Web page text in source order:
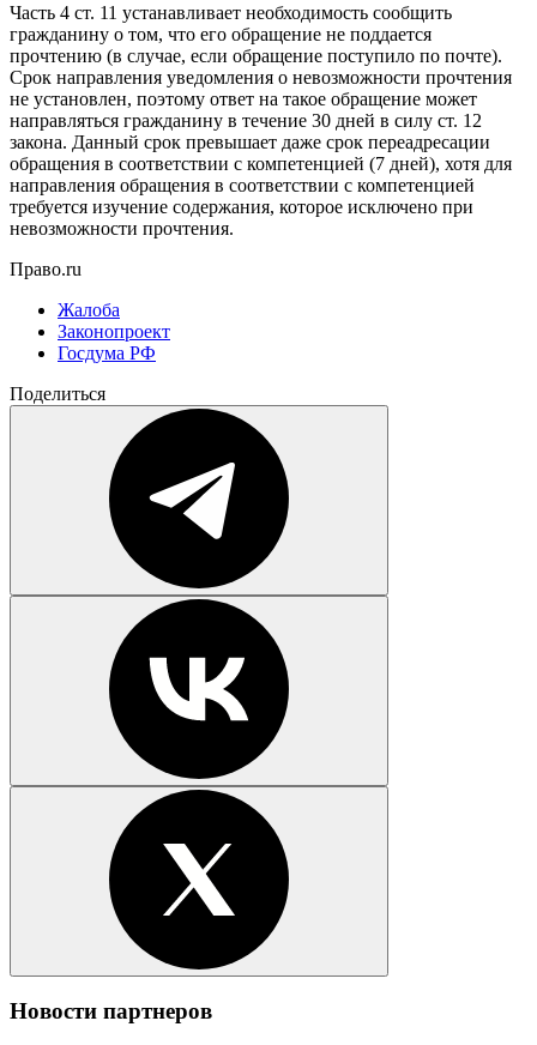
Часть 4 ст. 11 устанавливает необходимость сообщить
гражданину о том, что его обращение не поддается
прочтению (в случае, если обращение поступило по почте).
Срок направления уведомления о невозможности прочтения
не установлен, поэтому ответ на такое обращение может
направляться гражданину в течение 30 дней в силу ст. 12
закона. Данный срок превышает даже срок переадресации
обращения в соответствии с компетенцией (7 дней), хотя для
направления обращения в соответствии с компетенцией
требуется изучение содержания, которое исключено при
невозможности прочтения.
Право.ru
Жалоба
Законопроект
Госдума РФ
Поделиться
Новости партнеров